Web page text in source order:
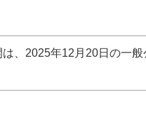
、2025年12月20日の一